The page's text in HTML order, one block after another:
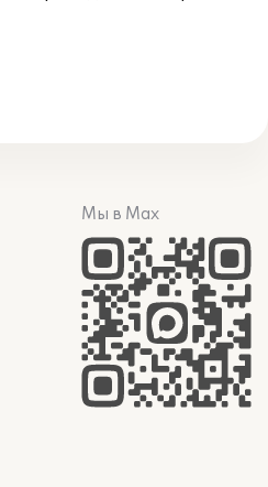
Мы в Max